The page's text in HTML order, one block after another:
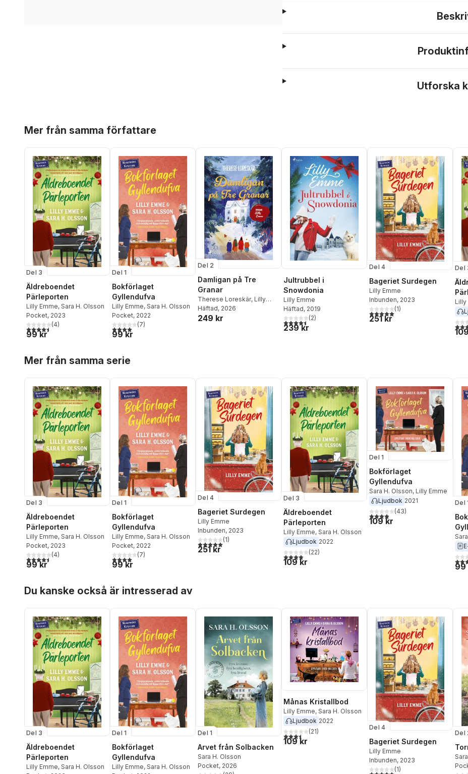
Utforska
Mer från samma författare
Del 3
Äldreboendet
Pärleporten
Lilly Emme, Sara H. Olsson
Pocket, 2023
4,5utav 5 stjärnor. Totalt antal röster:
(4)
99 kr
Del 1
Bokförlaget
Gyllendufva
Lilly Emme, Sara H. Olsson
Pocket, 2022
4,0utav 5 stjärnor. Totalt antal röster:
(7)
99 kr
Del 2
Damligan på Tre
Granar
Therese Loreskär, Lilly
Emme
Häftad, 2026
249 kr
Jultrubbel i
Snowdonia
Lilly Emme
Häftad, 2019
4,5utav 5 stjärnor. Totalt antal röster:
(2)
239 kr
Del 4
Bageriet Surdegen
Lilly Emme
Inbunden, 2023
5,0utav 5 stjärnor. Totalt antal
(1)
251 kr
Del
Lilly
3,9
Mer från samma serie
Del 3
Äldreboendet
Pärleporten
Lilly Emme, Sara H. Olsson
Pocket, 2023
4,5utav 5 stjärnor. Totalt antal röster:
(4)
99 kr
Del 1
Bokförlaget
Gyllendufva
Lilly Emme, Sara H. Olsson
Pocket, 2022
4,0utav 5 stjärnor. Totalt antal röster:
(7)
99 kr
Del 4
Bageriet Surdegen
Lilly Emme
Inbunden, 2023
5,0utav 5 stjärnor. Totalt antal röster:
(1)
251 kr
Del 3
Äldreboendet
Pärleporten
Lilly Emme, Sara H. Olsson
Ljudbok 2022
3,9utav 5 stjärnor. Totalt antal röster:
(22)
109 kr
Del 1
Bokförlaget
Gyllendufva
Sara H. Olsson, Lilly Emme
Ljudbok 2021
3,9utav 5 stjärnor. Totalt antal
(43)
109 kr
Del
3,0
99
Du kanske också är intresserad av
Del 3
Äldreboendet
Pärleporten
Lilly Emme, Sara H. Olsson
Del 1
Bokförlaget
Gyllendufva
Lilly Emme, Sara H. Olsson
Del 1
Arvet från Solbacken
Sara H. Olsson
Pocket, 2026
Månas Kristallbod
Lilly Emme, Sara H. Olsson
Ljudbok 2022
3,5utav 5 stjärnor. Totalt antal röster:
(21)
109 kr
Del 4
Bageriet Surdegen
Lilly Emme
Inbunden, 2023
(1)
Del